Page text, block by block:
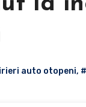
auto otopeni,